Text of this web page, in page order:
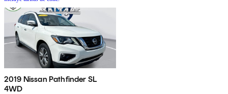
2019 Nissan Pathfinder SL
4WD